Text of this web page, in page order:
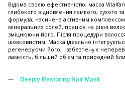
Відома своєю ефективністю, маска
глибокого відновлення ламкого, сухого
формула, насичена активним комплексом
мінеральних солей, працює на рівні
зміцнюючи його. Після процедури
шовковистим. Маска ідеально
регенеруючи його, і забезпечу є
ламкість, більший об'єм та природний
Deeply Restoring Hair Mask